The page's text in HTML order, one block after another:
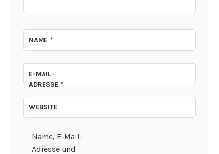
NAME*
E-MAIL-
ADRESSE*
WEBSITE
Name, E-Mail-
Adresse und